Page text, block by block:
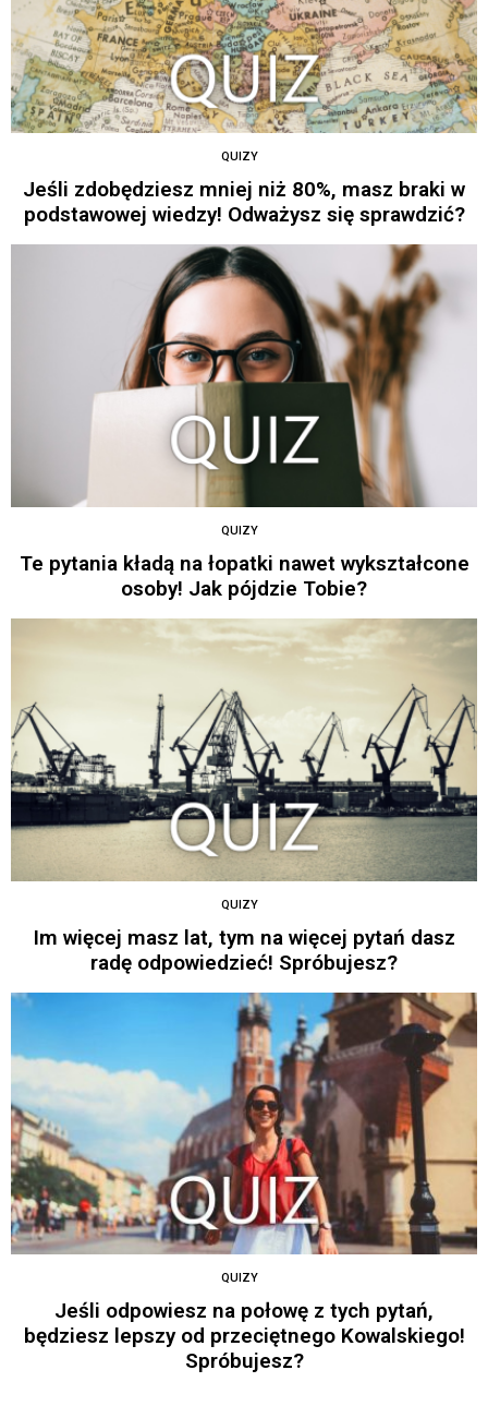
QUIZY
Jeśli zdobędziesz mniej niż 80%, masz braki w
podstawowej wiedzy! Odważysz się sprawdzić?
QUIZY
Te pytania kładą na łopatki nawet wykształcone
osoby! Jak pójdzie Tobie?
QUIZY
Im więcej masz lat, tym na więcej pytań dasz
radę odpowiedzieć! Spróbujesz?
QUIZY
Jeśli odpowiesz na połowę z tych pytań,
będziesz lepszy od przeciętnego Kowalskiego!
Spróbujesz?